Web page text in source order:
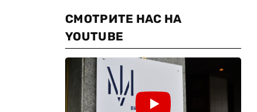
СМОТРИТЕ НАС НА
YOUTUBE